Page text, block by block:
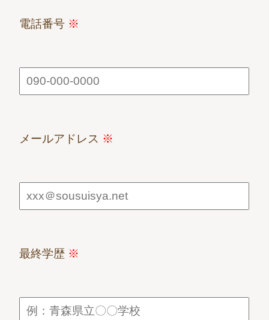
電話番号 ※
メールアドレス ※
最終学歴 ※